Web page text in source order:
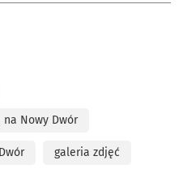
Nowy Dwór
galeria zdjęć